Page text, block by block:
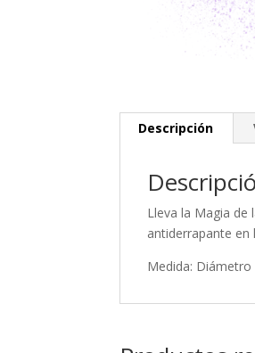
Descripción
Lleva la Magia
antiderrapante
Medida: Diámetro